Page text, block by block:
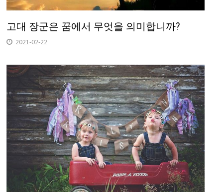
고대 장군은 꿈에서 무엇을 의미합니까?
2021-02-22